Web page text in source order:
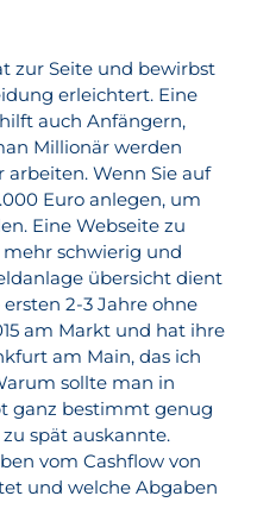
zur Seite und bewirbst
erleichtert. Eine
auch Anfängern,
Millionär werden
Wenn Sie auf
Euro anlegen, um
Eine Webseite zu
schwierig und
übersicht dient
2-3 Jahre ohne
am Markt und hat ihre
am Main, das ich
sollte man in
ganz bestimmt genug
spät auskannte.
vom Cashflow von
und welche Abgaben